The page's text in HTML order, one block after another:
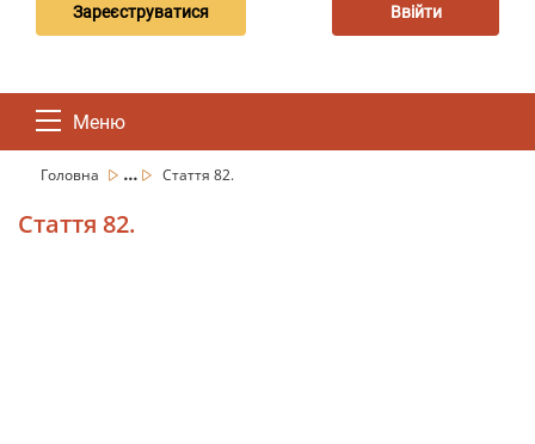
Зареєструватися Ввійти
Меню
Головна ... Стаття 82.
Стаття 82.